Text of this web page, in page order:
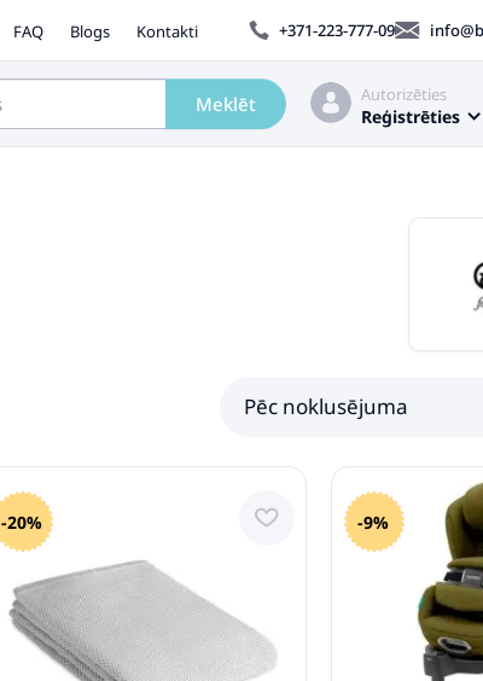
FAQ Blogs Kontakti +371-223-777-09
Meklēt Autorizēties
Reģistrēties
Pēc noklusējuma
-20% -9%